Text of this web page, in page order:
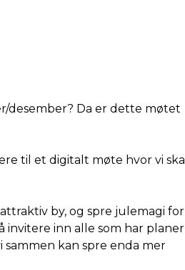
desember? Da er dette møtet
til et digitalt møte hvor vi skal
by, og spre julemagi for
invitere inn alle som har planer
kan spre enda mer